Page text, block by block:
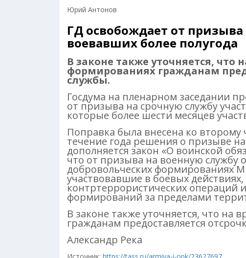
Юрий Антонов
ГД освобождает от
воевавших более полугода
В законе также уточняется,
формированиях гражданам
службы.
Госдума на пленарном заседании
от призыва на срочную службу
которые более шести месяцев
Поправка была внесена ко
течение года решения о призыве
дополняется закон «О воинской
что от призыва на военную службу
добровольческих формированиях
участвовавшие в боевых
контртеррористических операций
формирований за пределами
В законе также уточняется, что
гражданам предоставляется
Александр Река